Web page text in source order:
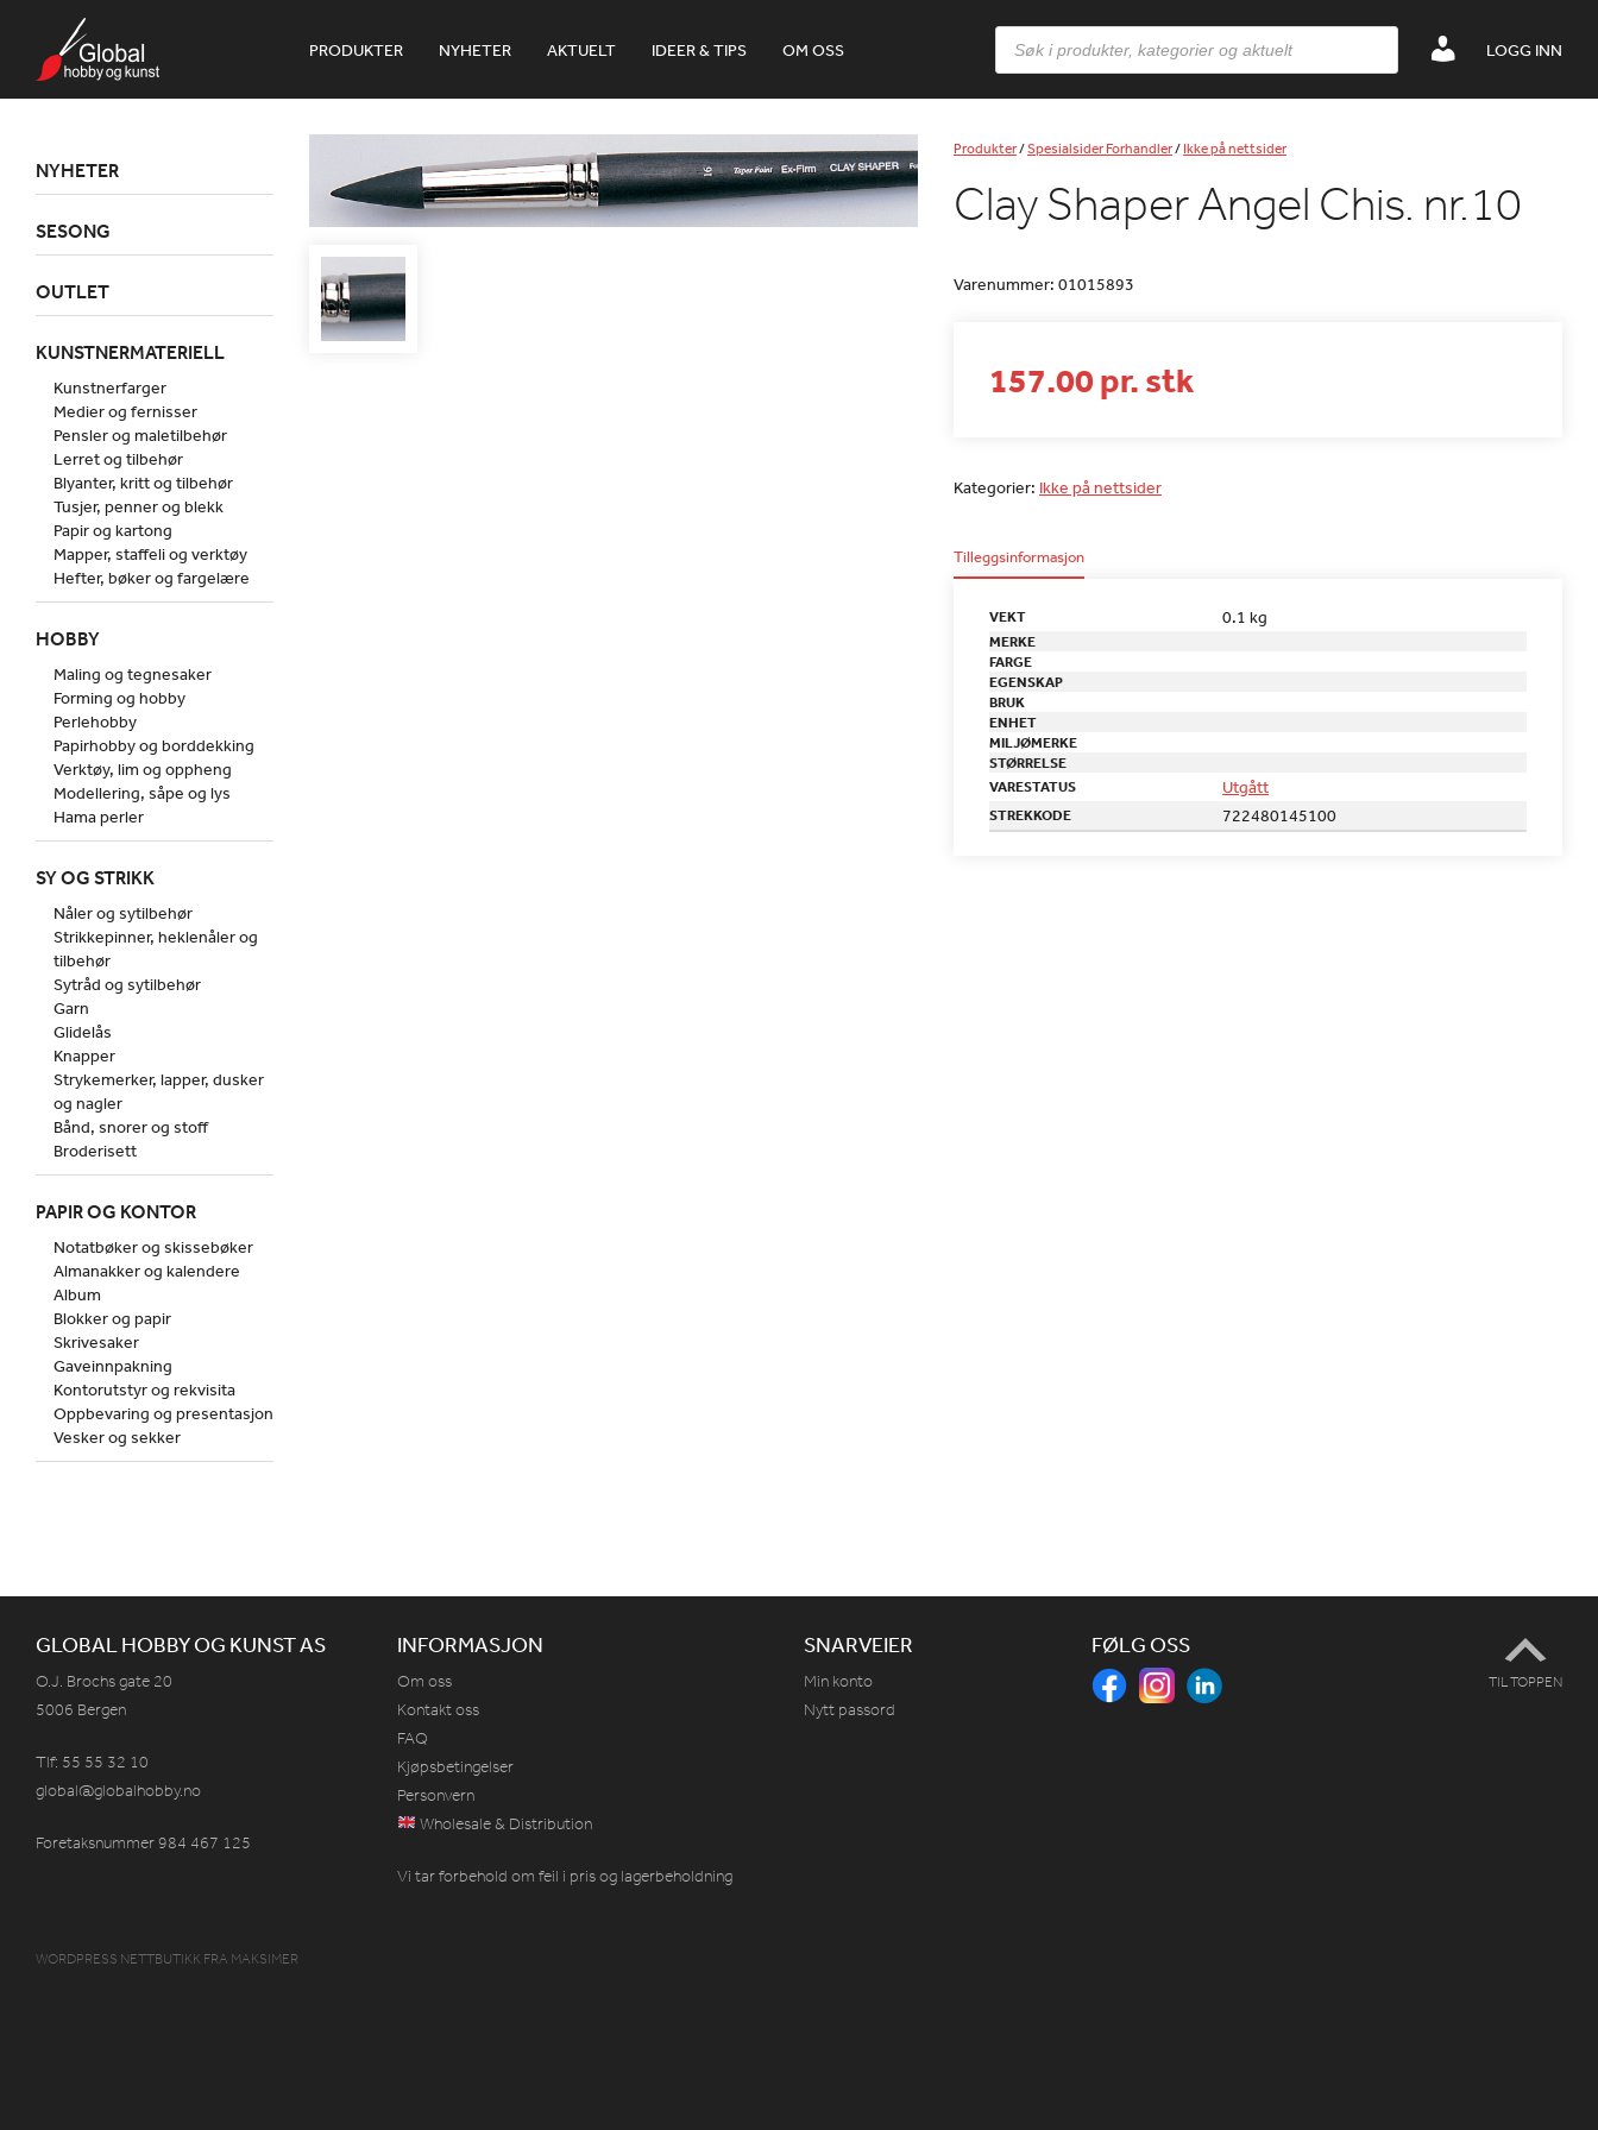
PRODUKTER NYHETER AKTUELT IDEER & TIPS OM OSS LOGG INN
Products
search
Produkter/Spesialsider Forhandler/Ikke på nettsider
Clay Shaper Angel Chis. nr.10
Varenummer: 01015893
157.00 pr. stk
Kategorier: Ikke på nettsider
Tilleggsinformasjon
VEKT 0.1 kg
MERKE
FARGE
EGENSKAP
BRUK
ENHET
MILJØMERKE
STØRRELSE
VARESTATUS
Utgått
STREKKODE 722480145100
NYHETER
SESONG
OUTLET
KUNSTNERMATERIELL
Kunstnerfarger
Medier og fernisser
Pensler og maletilbehør
Lerret og tilbehør
Blyanter, kritt og tilbehør
Tusjer, penner og blekk
Papir og kartong
Mapper, staffeli og verktøy
Hefter, bøker og fargelære
HOBBY
Maling og tegnesaker
Forming og hobby
Perlehobby
Papirhobby og borddekking
Verktøy, lim og oppheng
Modellering, såpe og lys
Hama perler
SY OG STRIKK
Nåler og sytilbehør
Strikkepinner, heklenåler og
tilbehør
Sytråd og sytilbehør
Garn
Glidelås
Knapper
Strykemerker, lapper, dusker
og nagler
Bånd, snorer og stoff
Broderisett
PAPIR OG KONTOR
Notatbøker og skissebøker
Almanakker og kalendere
Album
Blokker og papir
Skrivesaker
Gaveinnpakning
Kontorutstyr og rekvisita
Oppbevaring og presentasjon
Vesker og sekker
GLOBAL HOBBY OG KUNST AS
O.J. Brochs gate 20
5006 Bergen
Tlf: 55 55 32 10
global@globalhobby.no
Foretaksnummer 984 467 125
INFORMASJON
Om oss
Kontakt oss
FAQ
Kjøpsbetingelser
Personvern
Wholesale & Distribution
Vi tar forbehold om feil i pris og lagerbeholdning
SNARVEIER
Min konto
Nytt passord
FØLG OSS
TIL TOPPEN
WORDPRESS NETTBUTIKK FRA MAKSIMER